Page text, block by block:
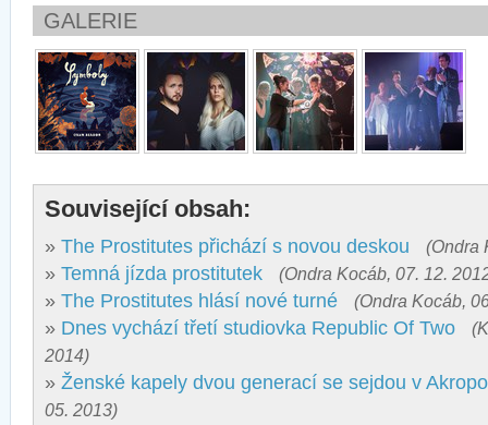
GALERIE
Související obsah:
» The Prostitutes přichází s novou deskou (Ondra
» Temná jízda prostitutek (Ondra Kocáb, 07. 12.
» The Prostitutes hlásí nové turné (Ondra Kocáb,
» Dnes vychází třetí studiovka Republic Of Two
2014)
» Ženské kapely dvou generací se sejdou v
05. 2013)